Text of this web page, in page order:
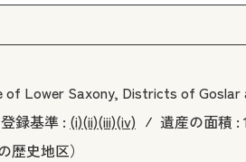
of Lower Saxony, Districts of Goslar
登録基準 : (i)(ii)(iii)(iv) 遺産の面積 :
歴史地区）